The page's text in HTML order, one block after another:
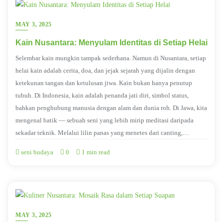
MAY 3, 2025
Kain Nusantara: Menyulam Identitas di Setiap Helai
Selembar kain mungkin tampak sederhana. Namun di Nusantara, setiap
helai kain adalah cerita, doa, dan jejak sejarah yang dijalin dengan
ketekunan tangan dan ketulusan jiwa. Kain bukan hanya penutup
tubuh. Di Indonesia, kain adalah penanda jati diri, simbol status,
bahkan penghubung manusia dengan alam dan dunia roh. Di Jawa, kita
mengenal batik — sebuah seni yang lebih mirip meditasi daripada
sekadar teknik. Melalui lilin panas yang menetes dari canting,…
seni budaya 0 1 min read
MAY 3, 2025